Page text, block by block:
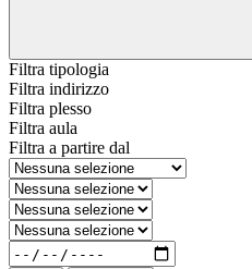
Filtra tipologia
Filtra indirizzo
Filtra plesso
Filtra aula
Filtra a partire dal